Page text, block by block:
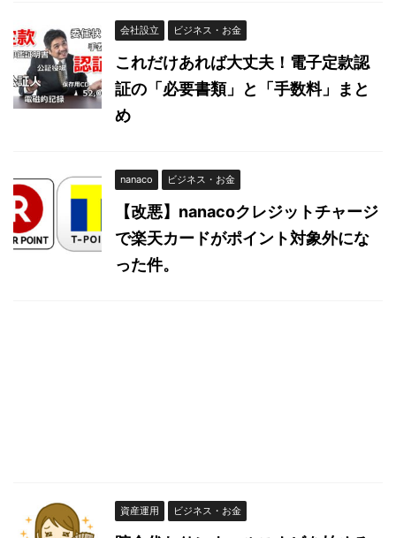
会社設立 ビジネス・お金
これだけあれば大丈夫！電子定款認
証の「必要書類」と「手数料」まと
め
nanaco ビジネス・お金
【改悪】nanacoクレジットチャージ
で楽天カードがポイント対象外にな
った件。
資産運用 ビジネス・お金